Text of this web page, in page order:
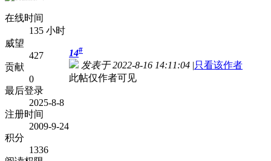
在线时间
135 小时
威望
427
贡献
0
最后登录
2025-8-8
注册时间
2009-9-24
积分
1336
14#
发表于 2022-8-16 14:11:04 |只看该作者
此帖仅作者可见